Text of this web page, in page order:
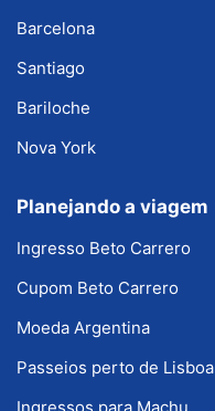
Barcelona
Santiago
Bariloche
Nova York
Planejando a viagem
Ingresso Beto Carrero
Cupom Beto Carrero
Moeda Argentina
Passeios perto de Lisboa